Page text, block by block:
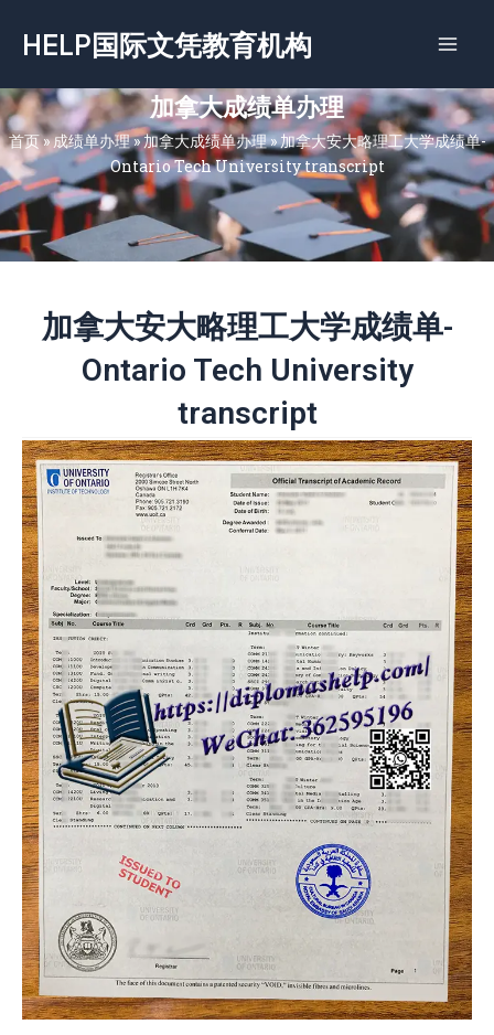
容
HELP国际文凭教育机构
加拿大成绩单办理
首页»成绩单办理»加拿大成绩单办理»加拿大安大略理工大学成绩单-
Ontario Tech University transcript
加拿大安大略理工大学成绩单-
Ontario Tech University
transcript